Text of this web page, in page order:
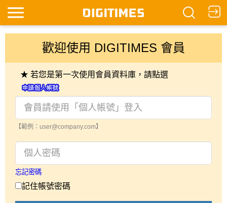
歡迎使用 DIGITIMES 會員
★ 若您是第一次使用會員資料庫，請點選
【範例：user@company.com】
忘記密碼
記住帳號密碼